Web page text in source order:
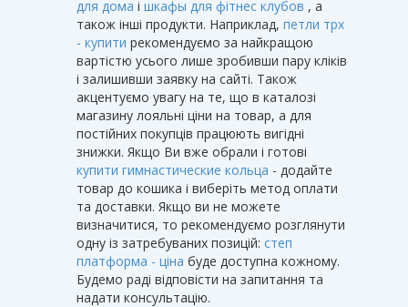
для дома і шкафы для фітнес клубов , а
також інші продукти. Наприклад, петли трх
- купити рекомендуємо за найкращою
вартістю усього лише зробивши пару кліків
і залишивши заявку на сайті. Також
акцентуємо увагу на те, що в каталозі
магазину лояльні ціни на товар, а для
постійних покупців працюють вигідні
знижки. Якщо Ви вже обрали і готові
купити гимнастические кольца - додайте
товар до кошика і виберіть метод оплати
та доставки. Якщо ви не можете
визначитися, то рекомендуємо розглянути
одну із затребуваних позицій: степ
платформа - ціна буде доступна кожному.
Будемо раді відповісти на запитання та
надати консультацію.